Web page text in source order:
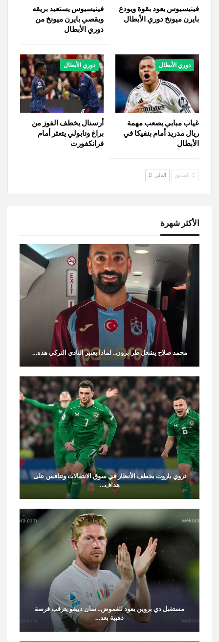
فينيسيوس يعود بقوة ويودع
بايرن ميونخ دوري الأبطال
فينيسيوس يستعيد بريقه
ويقصي بايرن ميونخ من
دوري الأبطال
دوري الأبطال
غياب مبابي يصعب مهمة
ريال مدريد أمام بنفيكا في
الأبطال
دوري الأبطال
أرسنال يخطف الفوز من
براغ ونابولي يتعثر أمام
فرانكفورت
السابق التالي
الأكثر شهرة
محمد صلاح يشعل طرابزون.. لماذا يعتبر النادي التركي هذه…
تروي باروت يخطف الأنظار في سوق الانتقالات وتنافس على
هداف…
مستقبل دي بروين يعود للغموض.. سان دييغو يترقب فرصة
ذهبية بعد…